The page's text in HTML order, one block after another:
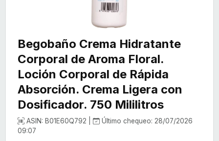
Begobaño Crema Hidratante
Corporal de Aroma Floral.
Loción Corporal de Rápida
Absorción. Crema Ligera con
Dosificador. 750 Mililitros
ASIN: B01E60Q792 |
Último chequeo: 28/07/2026
09:07